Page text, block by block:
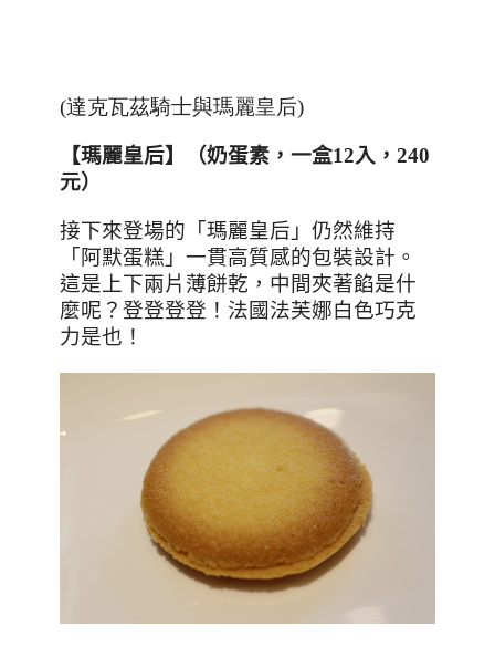
(達克瓦茲騎士與瑪麗皇后)
【瑪麗皇后】（奶蛋素 ，一盒12入， 240
元）
接下來登場的「瑪麗皇后」仍然維持
「阿默蛋糕」一貫高質感的包裝設計。
這是上下兩片薄餅乾，中間夾著餡是什
麼呢？登登登登！法國法芙娜白色巧克
力是也！